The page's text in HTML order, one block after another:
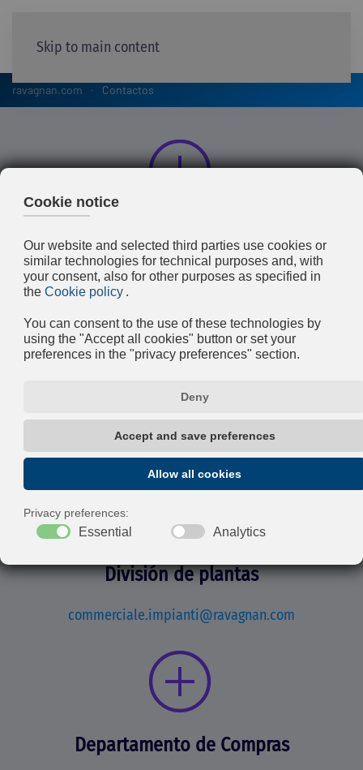
Skip to main content
ravagnan.com Contactos
ravagnan@ravagnan.com
Division de Calderería
commerciale.caldareria@ravagnan.com
División de plantas
commerciale.impianti@ravagnan.com
Departamento de Compras